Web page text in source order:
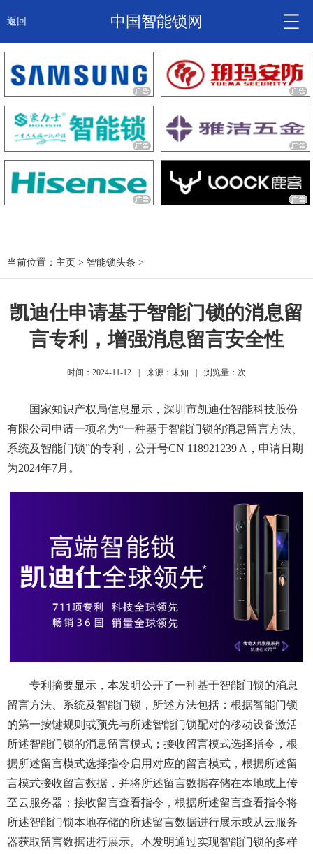
返回 中国智能锁网
智能锁头条
诚信企业
产品
大咖秀
关于我们
锁信通
当前位置： 主页 > 智能锁头条 >
凯迪仕申请基于智能门锁的消息留
言专利，增强消息留言安全性
时间：2024-11-12 来源：未知 浏览量： 次
国家知识产权局信息显示，深圳市凯迪仕智能科技股份
有限公司申请一项名为“一种基于智能门锁的消息留言方法、
系统及智能门锁”的专利，公开号CN 118921239 A，申请日期
为2024年7月。
专利摘要显示，本发明公开了一种基于智能门锁的消息
留言方法、系统及智能门锁，所述方法包括：根据智能门锁
的第一按键规则或预先与所述智能门锁配对的移动设备激活
所述智能门锁的消息留言模式；接收留言模式选择指令，根
据所述留言模式选择指令启用对应的留言模式，根据所述留
言模式接收留言数据，并将所述留言数据存储在本地或上传
至云服务器；接收留言查看指令，根据所述留言查看指令将
所述智能门锁本地存储的所述留言数据进行展示或从云服务
器获取留言数据进行展示。本发明通过实现智能门锁的多样